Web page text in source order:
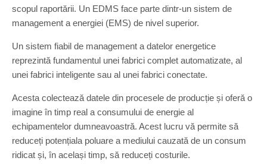
scopul raportării. Un EDMS face parte dintr-un sistem de
management a energiei (EMS) de nivel superior.
Un sistem fiabil de management a datelor energetice
reprezintă fundamentul unei fabrici complet automatizate, al
unei fabrici inteligente sau al unei fabrici conectate.
Acesta colectează datele din procesele de producție și oferă o
imagine în timp real a consumului de energie al
echipamentelor dumneavoastră. Acest lucru vă permite să
reduceți potențiala poluare a mediului cauzată de un consum
ridicat și, în același timp, să reduceți costurile.